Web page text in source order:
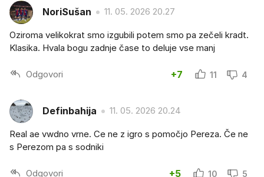
NoriSušan 11. 05. 2026 20.27
Oziroma velikokrat smo izgubili potem smo pa zečeli kradt.
Klasika. Hvala bogu zadnje čase to deluje vse manj
Odgovori +7 11 4
Definbahija 11. 05. 2026 20.24
Real ae vwdno vrne. Ce ne z igro s pomočjo Pereza. Če ne
s Perezom pa s sodniki
Odgovori +5 10 5